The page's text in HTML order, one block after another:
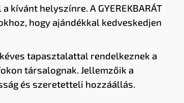
helyszínre. A GYEREKBARÁT
hogy ajándékkal kedveskedjen
tapasztalattal rendelkeznek a
társalognak. Jellemzőik a
és szeretetteli hozzáállás.